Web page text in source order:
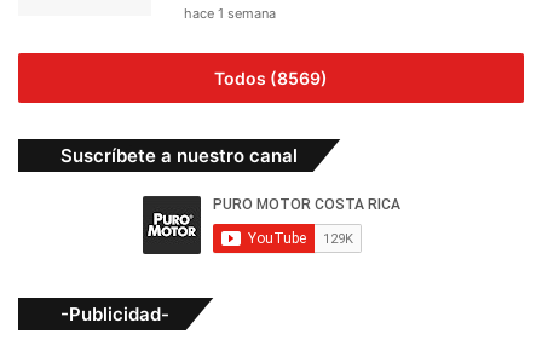
hace 1 semana
Todos (8569)
Suscríbete a nuestro canal
-Publicidad-